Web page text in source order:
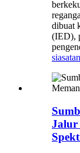
dibuat
(IED),
siasatan
Jalur